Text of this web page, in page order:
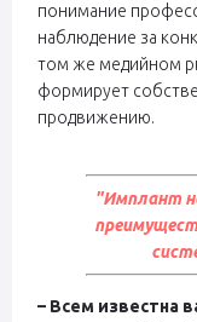
понимание
наблюдение за
том же медийном
формирует
продвижению.
"Имплант
– Всем известна